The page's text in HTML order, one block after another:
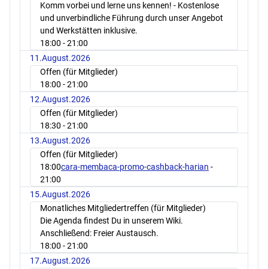
Komm vorbei und lerne uns kennen! - Kostenlose
und unverbindliche Führung durch unser Angebot
und Werkstätten inklusive.
18:00 - 21:00
11.August.2026
Offen (für Mitglieder)
18:00 - 21:00
12.August.2026
Offen (für Mitglieder)
18:30 - 21:00
13.August.2026
Offen (für Mitglieder)
18:00cara-membaca-promo-cashback-harian -
21:00
15.August.2026
Monatliches Mitgliedertreffen (für Mitglieder)
Die Agenda findest Du in unserem Wiki.
Anschließend: Freier Austausch.
18:00 - 21:00
17.August.2026